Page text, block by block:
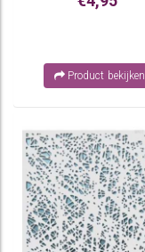
Product bekijken